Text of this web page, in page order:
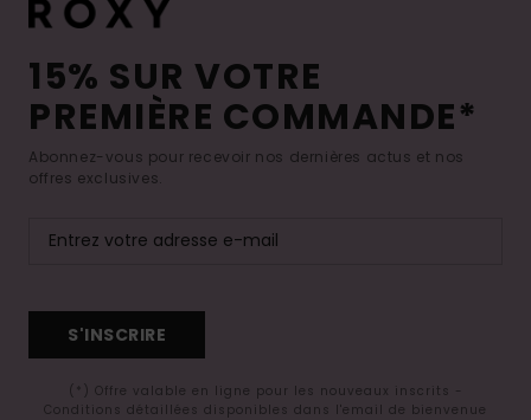
15% SUR VOTRE
PREMIÈRE COMMANDE*
Abonnez-vous pour recevoir nos dernières actus et nos
offres exclusives.
S'INSCRIRE
(*) Offre valable en ligne pour les nouveaux inscrits -
Conditions détaillées disponibles dans l'email de bienvenue